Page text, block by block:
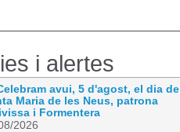
i alertes
avui, 5 d'agost, el dia de
Maria de les Neus, patrona
i Formentera
2026